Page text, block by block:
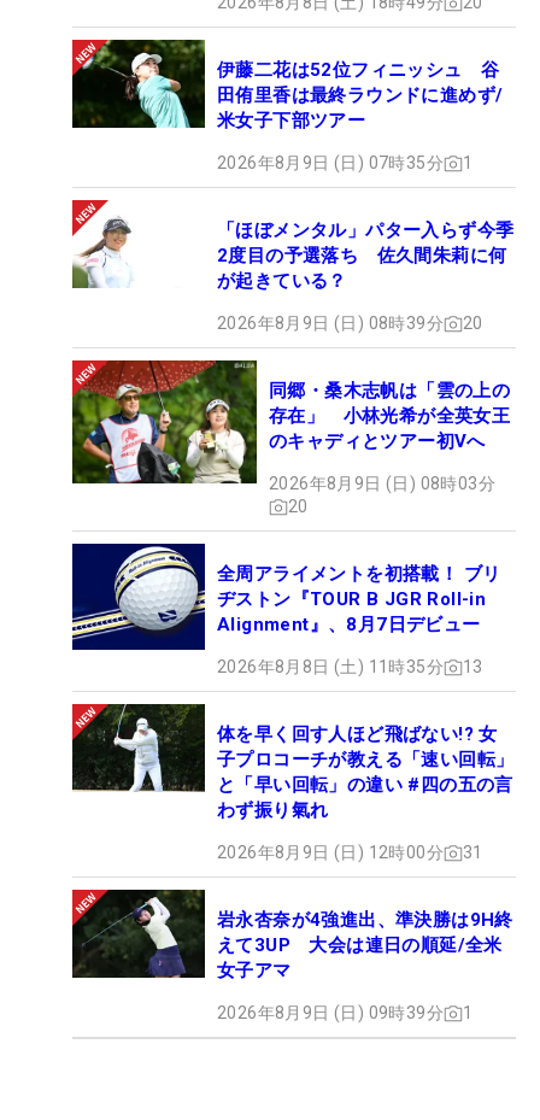
伊藤二花は52位フィニッシュ 谷
田侑里香は最終ラウンドに進めず/
米女子下部ツアー
2026年8月9日 (日) 07時35分 1
「ほぼメンタル」パター入らず今季
2度目の予選落ち 佐久間朱莉に何
が起きている？
2026年8月9日 (日) 08時39分 20
同郷・桑木志帆は「雲の上の
存在」 小林光希が全英女王
のキャディとツアー初Vへ
2026年8月9日 (日) 08時03分
20
全周アライメントを初搭載！ ブリ
ヂストン『TOUR B JGR Roll-in
Alignment』、8月7日デビュー
2026年8月8日 (土) 11時35分 13
体を早く回す人ほど飛ばない!? 女
子プロコーチが教える「速い回転」
と「早い回転」の違い #四の五の言
わず振り氣れ
2026年8月9日 (日) 12時00分 31
岩永杏奈が4強進出、準決勝は9H終
えて3UP 大会は連日の順延/全米
女子アマ
2026年8月9日 (日) 09時39分 1